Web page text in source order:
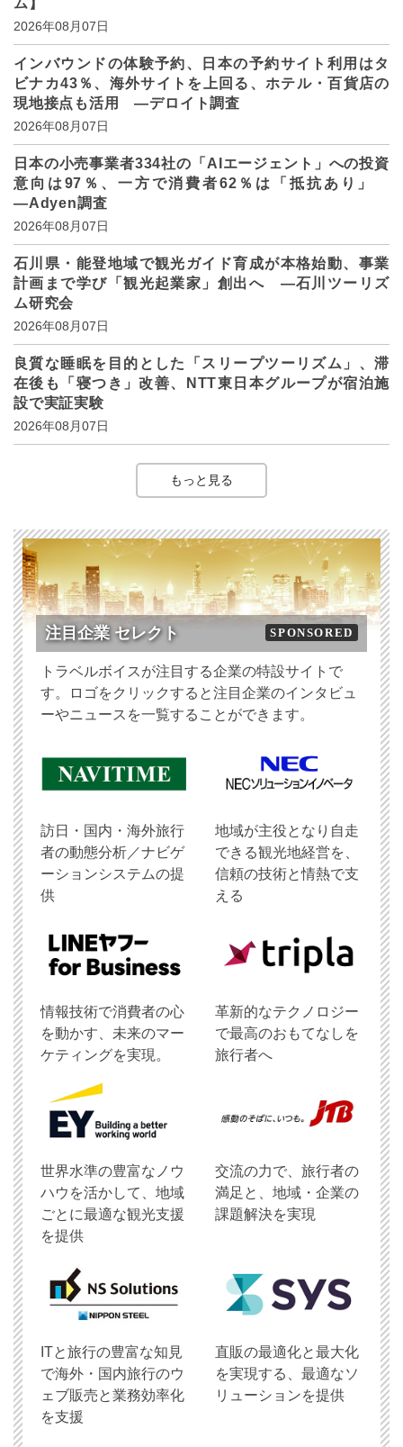
ム】
2026年08月07日
インバウンドの体験予約、日本の予約サイト利用はタ
ビナカ43％、海外サイトを上回る、ホテル・百貨店の
現地接点も活用 ―デロイト調査
2026年08月07日
日本の小売事業者334社の「AIエージェント」への投資
意向は97％、一方で消費者62％は「抵抗あり」
―Adyen調査
2026年08月07日
石川県・能登地域で観光ガイド育成が本格始動、事業
計画まで学び「観光起業家」創出へ ―石川ツーリズ
ム研究会
2026年08月07日
良質な睡眠を目的とした「スリープツーリズム」、滞
在後も「寝つき」改善、NTT東日本グループが宿泊施
設で実証実験
2026年08月07日
もっと見る
注目企業 セレクト SPONSORED
トラベルボイスが注目する企業の特設サイトで
す。ロゴをクリックすると注目企業のインタビュ
ーやニュースを一覧することができます。
訪日・国内・海外旅行
者の動態分析／ナビゲ
ーションシステムの提
供
地域が主役となり自走
できる観光地経営を、
信頼の技術と情熱で支
える
情報技術で消費者の心
を動かす、未来のマー
ケティングを実現。
革新的なテクノロジー
で最高のおもてなしを
旅行者へ
世界水準の豊富なノウ
ハウを活かして、地域
ごとに最適な観光支援
を提供
交流の力で、旅行者の
満足と、地域・企業の
課題解決を実現
ITと旅行の豊富な知見
で海外・国内旅行のウ
ェブ販売と業務効率化
を支援
直販の最適化と最大化
を実現する、最適なソ
リューションを提供